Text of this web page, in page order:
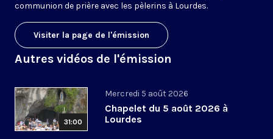
communion de prière avec les pèlerins à Lourdes.
Visiter la page de l'émission
Autres vidéos de l'émission
31:00
Mercredi 5 août 2026
Chapelet du 5 août 2026 à
Lourdes